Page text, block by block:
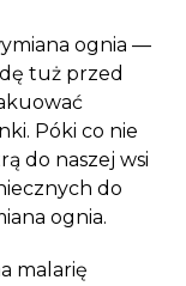
ognia —
tuż przed
Póki co nie
do naszej wsi
do
ognia.
malarię